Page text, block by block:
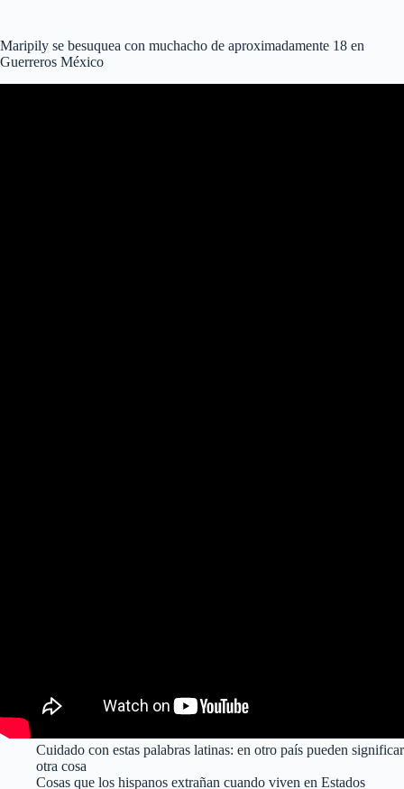
Maripily se besuquea con muchacho de aproximadamente 18 en
Guerreros México
Cuidado con estas palabras latinas: en otro país pueden significar
otra cosa
Cosas que los hispanos extrañan cuando viven en Estados